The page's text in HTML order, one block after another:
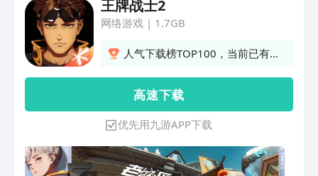
王牌战士2
网络游戏| 1.7GB
人气下载榜TOP100，当前已有
高 速 下 载
优先用九游APP下载